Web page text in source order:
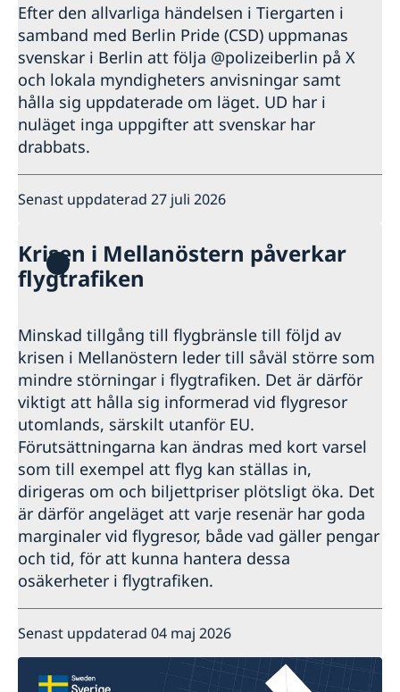
Efter den allvarliga händelsen i Tiergarten i
samband med Berlin Pride (CSD) uppmanas
svenskar i Berlin att följa @polizeiberlin på X
och lokala myndigheters anvisningar samt
hålla sig uppdaterade om läget. UD har i
nuläget inga uppgifter att svenskar har
drabbats.
Senast uppdaterad 27 juli 2026
Krisen i Mellanöstern påverkar
flygtrafiken
Minskad tillgång till flygbränsle till följd av
krisen i Mellanöstern leder till såväl större som
mindre störningar i flygtrafiken. Det är därför
viktigt att hålla sig informerad vid flygresor
utomlands, särskilt utanför EU.
Förutsättningarna kan ändras med kort varsel
som till exempel att flyg kan ställas in,
dirigeras om och biljettpriser plötsligt öka. Det
är därför angeläget att varje resenär har goda
marginaler vid flygresor, både vad gäller pengar
och tid, för att kunna hantera dessa
osäkerheter i flygtrafiken.
Senast uppdaterad 04 maj 2026